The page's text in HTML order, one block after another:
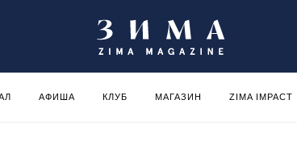
АФИША КЛУБ МАГАЗИН ZIMA IMPACT